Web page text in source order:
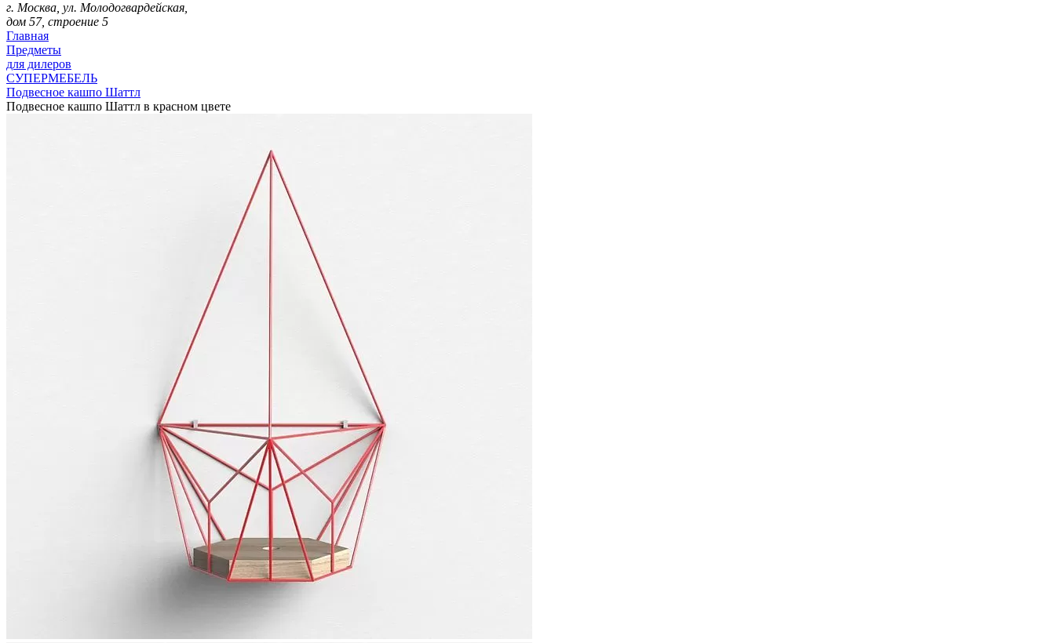
г. Москва, ул. Молодогвардейская,
дом 57, строение 5
Главная
Предметы
для дилеров
СУПЕРМЕБЕЛЬ
Подвесное кашпо Шаттл
Подвесное кашпо Шаттл в красном цвете